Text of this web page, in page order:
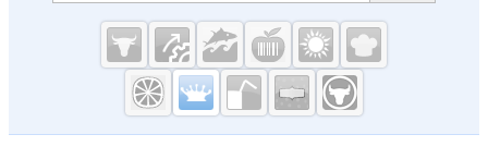
Cсылки на полезные проекты
Молочная
промышленность